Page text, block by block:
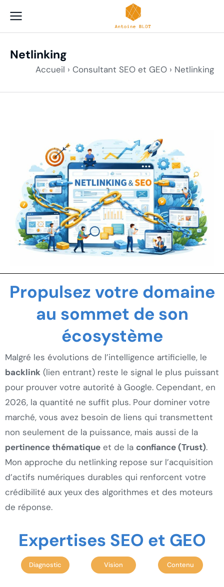
Netlinking
Accueil › Consultant SEO et GEO › Netlinking
Propulsez votre domaine
au sommet de son
écosystème
Malgré les évolutions de l’intelligence artificielle, le
backlink (lien entrant) reste le signal le plus puissant
pour prouver votre autorité à Google. Cependant, en
2026, la quantité ne suffit plus. Pour dominer votre
marché, vous avez besoin de liens qui transmettent
non seulement de la puissance, mais aussi de la
pertinence thématique et de la confiance (Trust).
Mon approche du netlinking repose sur l’acquisition
d’actifs numériques durables qui renforcent votre
crédibilité aux yeux des algorithmes et des moteurs
de réponse.
Expertises SEO et GEO
Diagnostic Vision Contenu